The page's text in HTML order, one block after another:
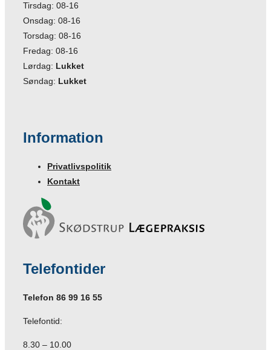
Tirsdag: 08-16
Onsdag: 08-16
Torsdag: 08-16
Fredag: 08-16
Lørdag: Lukket
Søndag: Lukket
Information
Privatlivspolitik
Kontakt
Telefontider
Telefon 86 99 16 55
Telefontid:
8.30 – 10.00